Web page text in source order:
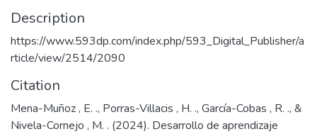
Description
https://www.593dp.com/index.php/593_Digital_Publisher/a
rticle/view/2514/2090
Citation
Mena-Muñoz , E. ., Porras-Villacis , H. ., García-Cobas , R. ., &
Nivela-Cornejo , M. . (2024). Desarrollo de aprendizaje